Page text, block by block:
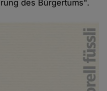
des Bürgertums".